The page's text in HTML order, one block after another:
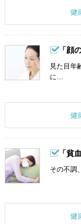
健
「顔
見た目年
に…
健
「貧
その不調
健